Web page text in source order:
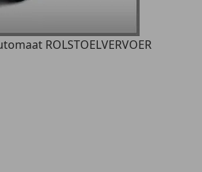
ROLSTOELVERVOER